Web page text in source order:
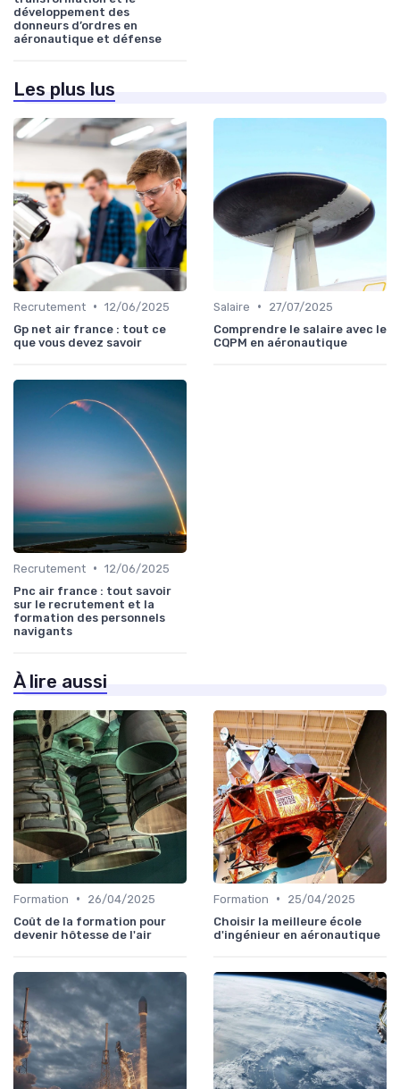
développement des
donneurs d’ordres en
aéronautique et défense
Les plus lus
Recrutement • 12/06/2025
Gp net air france : tout ce
que vous devez savoir
Salaire •
27/07/2025
Comprendre le salaire avec le
CQPM en aéronautique
Recrutement • 12/06/2025
Pnc air france : tout savoir
sur le recrutement et la
formation des personnels
navigants
À lire aussi
Formation •
26/04/2025
Coût de la formation pour
devenir hôtesse de l'air
Formation •
25/04/2025
Choisir la meilleure école
d'ingénieur en aéronautique